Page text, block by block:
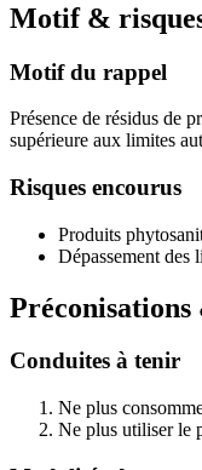
Motif &
Motif du rappel
Présence de résidus de
supérieure aux limites
Risques encourus
Produits
Dépassement des
Conduites à tenir
Ne plus
Ne plus utiliser le